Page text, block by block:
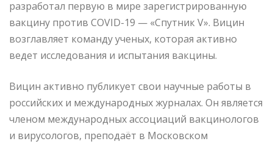
разработал первую в мире зарегистрированную
вакцину против COVID-19 — «Спутник V». Вицин
возглавляет команду ученых, которая активно
ведет исследования и испытания вакцины.
Вицин активно публикует свои научные работы в
российских и международных журналах. Он является
членом международных ассоциаций вакцинологов
и вирусологов, преподаёт в Московском